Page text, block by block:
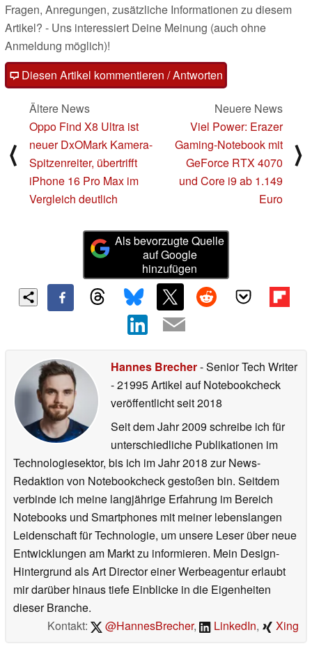
Fragen, Anregungen, zusätzliche Informationen zu diesem
Artikel? - Uns interessiert Deine Meinung (auch ohne
Anmeldung möglich)!
Diesen Artikel kommentieren / Antworten
⟨
Ältere News
Oppo Find X8 Ultra ist
neuer DxOMark Kamera-
Spitzenreiter, übertrifft
iPhone 16 Pro Max im
Vergleich deutlich
Neuere News
Viel Power: Erazer
Gaming-Notebook mit
GeForce RTX 4070
und Core i9 ab 1.149
Euro
⟩
Als bevorzugte Quelle
auf Google
hinzufügen
Hannes Brecher- Senior Tech Writer
- 21995 Artikel auf Notebookcheck
veröffentlichtseit 2018
Seit dem Jahr 2009 schreibe ich für
unterschiedliche Publikationen im
Technologiesektor, bis ich im Jahr 2018 zur News-
Redaktion von Notebookcheck gestoßen bin. Seitdem
verbinde ich meine langjährige Erfahrung im Bereich
Notebooks und Smartphones mit meiner lebenslangen
Leidenschaft für Technologie, um unsere Leser über neue
Entwicklungen am Markt zu informieren. Mein Design-
Hintergrund als Art Director einer Werbeagentur erlaubt
mir darüber hinaus tiefe Einblicke in die Eigenheiten
dieser Branche.
Kontakt:
@HannesBrecher, LinkedIn, Xing